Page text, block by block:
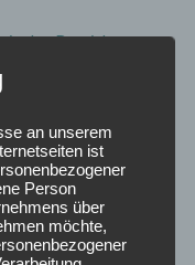
in den Bereichen
„Gesund laufen
Sicher im Stress“
Beste ist, die Kurse
erstattet
„neue
der „neue
an unserem
ist
Person
über
möchte,